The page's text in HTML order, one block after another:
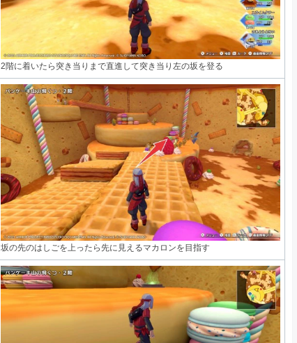
2階に着いたら突き当りまで直進して突き当り左の坂を登る
坂の先のはしごを上ったら先に見えるマカロンを目指す